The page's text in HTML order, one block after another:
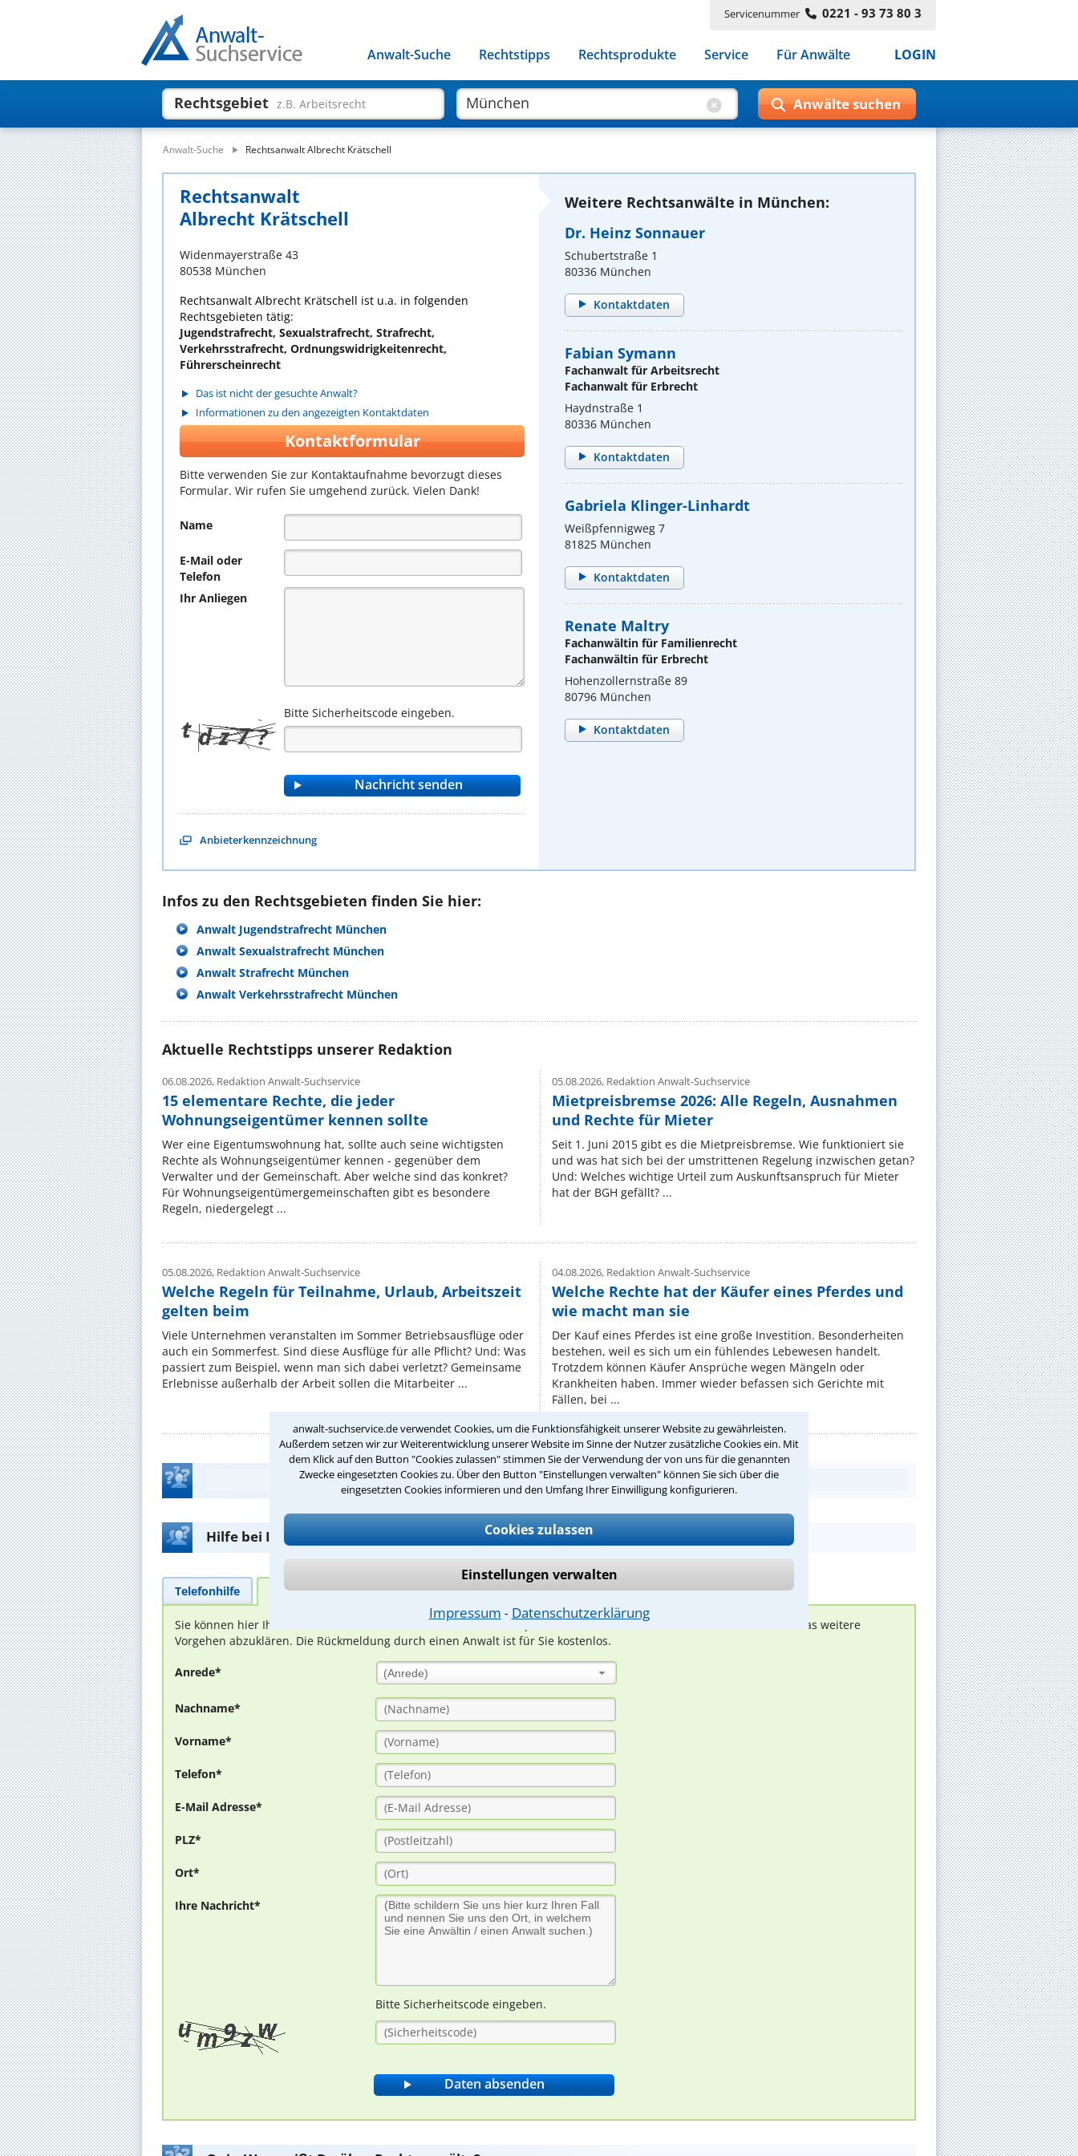
anwalt-suchservice.de verwendet Cookies, um die Funktionsfähigkeit unserer Website zu gewährleisten.
Außerdem setzen wir zur Weiterentwicklung unserer Website im Sinne der Nutzer zusätzliche Cookies ein. Mit
dem Klick auf den Button "Cookies zulassen" stimmen Sie der Verwendung der von uns für die genannten
Zwecke eingesetzten Cookies zu. Über den Button "Einstellungen verwalten" können Sie sich über die
eingesetzten Cookies informieren und den Umfang Ihrer Einwilligung konfigurieren.
Cookies zulassen
Einstellungen verwalten
Impressum ⁃ Datenschutzerklärung
Servicenummer 0221 - 93 73 80 3
Anwalt-Suche Rechtstipps Rechtsprodukte Service Für Anwälte LOGIN
Rechtsgebiet z.B. Arbeitsrecht
Anwalt-Suche Rechtsanwalt Albrecht Krätschell
Rechtsanwalt
Albrecht Krätschell
Widenmayerstraße 43
80538 München
Rechtsanwalt Albrecht Krätschell ist u.a. in folgenden
Rechtsgebieten tätig:
Jugendstrafrecht, Sexualstrafrecht, Strafrecht,
Verkehrsstrafrecht, Ordnungswidrigkeitenrecht,
Führerscheinrecht
Das ist nicht der gesuchte Anwalt?
Informationen zu den angezeigten Kontaktdaten
Kontaktformular
Bitte verwenden Sie zur Kontaktaufnahme bevorzugt dieses
Formular. Wir rufen Sie umgehend zurück. Vielen Dank!
Name
E-Mail oder
Telefon
Ihr Anliegen
Bitte Sicherheitscode eingeben.
Anbieterkennzeichnung
Weitere Rechtsanwälte in München:
Dr. Heinz Sonnauer
Schubertstraße 1
80336 München
Kontaktdaten
Fabian Symann
Fachanwalt für Arbeitsrecht
Fachanwalt für Erbrecht
Haydnstraße 1
80336 München
Kontaktdaten
Gabriela Klinger-Linhardt
Weißpfennigweg 7
81825 München
Kontaktdaten
Renate Maltry
Fachanwältin für Familienrecht
Fachanwältin für Erbrecht
Hohenzollernstraße 89
80796 München
Kontaktdaten
Infos zu den Rechtsgebieten finden Sie hier:
Anwalt Jugendstrafrecht München
Anwalt Sexualstrafrecht München
Anwalt Strafrecht München
Anwalt Verkehrsstrafrecht München
Aktuelle Rechtstipps unserer Redaktion
06.08.2026, Redaktion Anwalt-Suchservice
15 elementare Rechte, die jeder
Wohnungseigentümer kennen sollte
Wer eine Eigentumswohnung hat, sollte auch seine wichtigsten
Rechte als Wohnungseigentümer kennen - gegenüber dem
Verwalter und der Gemeinschaft. Aber welche sind das konkret?
Für Wohnungseigentümergemeinschaften gibt es besondere
Regeln, niedergelegt ...
05.08.2026,Redaktion Anwalt-Suchservice
Mietpreisbremse 2026: Alle Regeln, Ausnahmen
und Rechte für Mieter
Seit 1. Juni 2015 gibt es die Mietpreisbremse. Wie funktioniert sie
und was hat sich bei der umstrittenen Regelung inzwischen getan?
Und: Welches wichtige Urteil zum Auskunftsanspruch für Mieter
hat der BGH gefällt? ...
05.08.2026, Redaktion Anwalt-Suchservice
Welche Regeln für Teilnahme, Urlaub, Arbeitszeit
gelten beim
Viele Unternehmen veranstalten im Sommer Betriebsausflüge oder
auch ein Sommerfest. Sind diese Ausflüge für alle Pflicht? Und: Was
passiert zum Beispiel, wenn man sich dabei verletzt? Gemeinsame
Erlebnisse außerhalb der Arbeit sollen die Mitarbeiter ...
04.08.2026,Redaktion Anwalt-Suchservice
Welche Rechte hat der Käufer eines Pferdes und
wie macht man sie
Der Kauf eines Pferdes ist eine große Investition. Besonderheiten
bestehen, weil es sich um ein fühlendes Lebewesen handelt.
Trotzdem können Käufer Ansprüche wegen Mängeln oder
Krankheiten haben. Immer wieder befassen sich Gerichte mit
Fällen, bei ...
Teste Dein Rechtswissen
Hilfe bei Ihrer Anwaltsuche?
Telefonhilfe Beratungsanfrage
Sie können hier Ihren Fall schildern. Anschließend werden sich spezialisierte Rechtsanwälte bei Ihnen melden, um das weitere
Vorgehen abzuklären. Die Rückmeldung durch einen Anwalt ist für Sie kostenlos.
Anrede* (Anrede)
Nachname*
Vorname*
Telefon*
E-Mail Adresse*
PLZ*
Ort*
Ihre Nachricht*
Bitte Sicherheitscode eingeben.